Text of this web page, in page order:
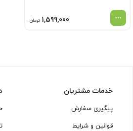
1,599,000 تومان
خدمات مشتریان
پیگیری سفارش
قوانین و شرایط